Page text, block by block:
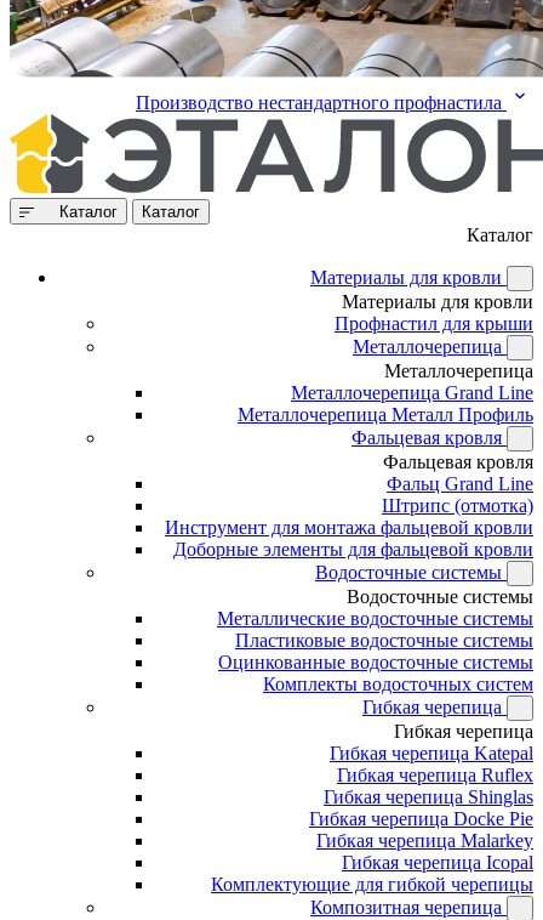
Производство нестандартного профнастила
Каталог Каталог
Каталог
Материалы для кровли
Материалы для кровли
Профнастил для крыши
Металлочерепица
Металлочерепица
Металлочерепица Grand Line
Металлочерепица Металл Профиль
Фальцевая кровля
Фальцевая кровля
Фальц Grand Line
Штрипс (отмотка)
Инструмент для монтажа фальцевой кровли
Доборные элементы для фальцевой кровли
Водосточные системы
Водосточные системы
Металлические водосточные системы
Пластиковые водосточные системы
Оцинкованные водосточные системы
Комплекты водосточных систем
Гибкая черепица
Гибкая черепица
Гибкая черепица Katepal
Гибкая черепица Ruflex
Гибкая черепица Shinglas
Гибкая черепица Docke Pie
Гибкая черепица Malarkey
Гибкая черепица Icopal
Комплектующие для гибкой черепицы
Композитная черепица